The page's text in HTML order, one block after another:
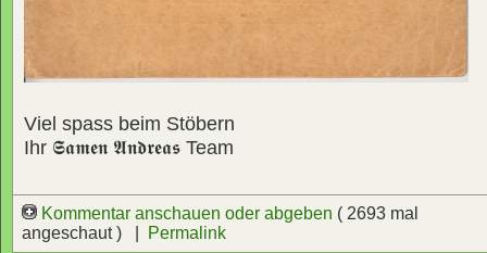
Viel spass beim Stöbern
Ihr 𝕾𝖆𝖒𝖊𝖓 𝕬𝖓𝖉𝖗𝖊𝖆𝖘 Team
Kommentar anschauen oder abgeben ( 2693 mal
angeschaut ) |
Permalink